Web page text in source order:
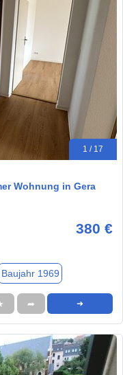
1 / 17
Wohnung in Gera
380 €
Baujahr 1969
➦ ➜